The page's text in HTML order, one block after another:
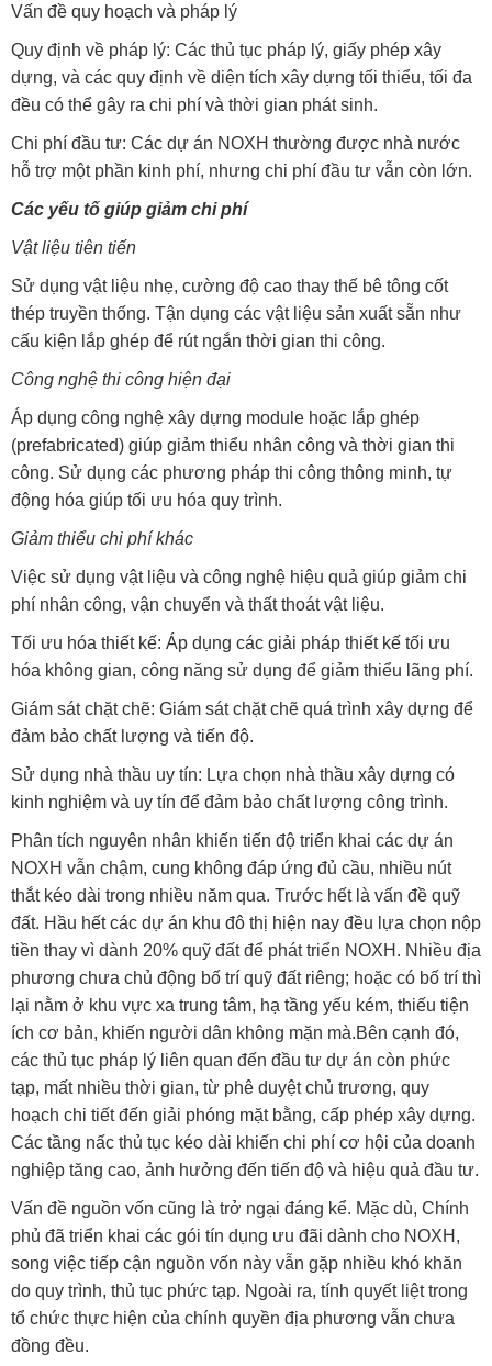
Vấn đề quy hoạch và pháp lý
Quy định về pháp lý: Các thủ tục pháp lý, giấy phép xây
dựng, và các quy định về diện tích xây dựng tối thiểu, tối đa
đều có thể gây ra chi phí và thời gian phát sinh.
Chi phí đầu tư: Các dự án NOXH thường được nhà nước
hỗ trợ một phần kinh phí, nhưng chi phí đầu tư vẫn còn lớn.
Các yếu tố giúp giảm chi phí
Vật liệu tiên tiến
Sử dụng vật liệu nhẹ, cường độ cao thay thế bê tông cốt
thép truyền thống. Tận dụng các vật liệu sản xuất sẵn như
cấu kiện lắp ghép để rút ngắn thời gian thi công.
Công nghệ thi công hiện đại
Áp dụng công nghệ xây dựng module hoặc lắp ghép
(prefabricated) giúp giảm thiểu nhân công và thời gian thi
công. Sử dụng các phương pháp thi công thông minh, tự
động hóa giúp tối ưu hóa quy trình.
Giảm thiểu chi phí khác
Việc sử dụng vật liệu và công nghệ hiệu quả giúp giảm chi
phí nhân công, vận chuyển và thất thoát vật liệu.
Tối ưu hóa thiết kế: Áp dụng các giải pháp thiết kế tối ưu
hóa không gian, công năng sử dụng để giảm thiểu lãng phí.
Giám sát chặt chẽ: Giám sát chặt chẽ quá trình xây dựng để
đảm bảo chất lượng và tiến độ.
Sử dụng nhà thầu uy tín: Lựa chọn nhà thầu xây dựng có
kinh nghiệm và uy tín để đảm bảo chất lượng công trình.
Phân tích nguyên nhân khiến tiến độ triển khai các dự án
NOXH vẫn chậm, cung không đáp ứng đủ cầu, nhiều nút
thắt kéo dài trong nhiều năm qua. Trước hết là vấn đề quỹ
đất. Hầu hết các dự án khu đô thị hiện nay đều lựa chọn nộp
tiền thay vì dành 20% quỹ đất để phát triển NOXH. Nhiều địa
phương chưa chủ động bố trí quỹ đất riêng; hoặc có bố trí thì
lại nằm ở khu vực xa trung tâm, hạ tầng yếu kém, thiếu tiện
ích cơ bản, khiến người dân không mặn mà.Bên cạnh đó,
các thủ tục pháp lý liên quan đến đầu tư dự án còn phức
tạp, mất nhiều thời gian, từ phê duyệt chủ trương, quy
hoạch chi tiết đến giải phóng mặt bằng, cấp phép xây dựng.
Các tầng nấc thủ tục kéo dài khiến chi phí cơ hội của doanh
nghiệp tăng cao, ảnh hưởng đến tiến độ và hiệu quả đầu tư.
Vấn đề nguồn vốn cũng là trở ngại đáng kể. Mặc dù, Chính
phủ đã triển khai các gói tín dụng ưu đãi dành cho NOXH,
song việc tiếp cận nguồn vốn này vẫn gặp nhiều khó khăn
do quy trình, thủ tục phức tạp. Ngoài ra, tính quyết liệt trong
tổ chức thực hiện của chính quyền địa phương vẫn chưa
đồng đều.